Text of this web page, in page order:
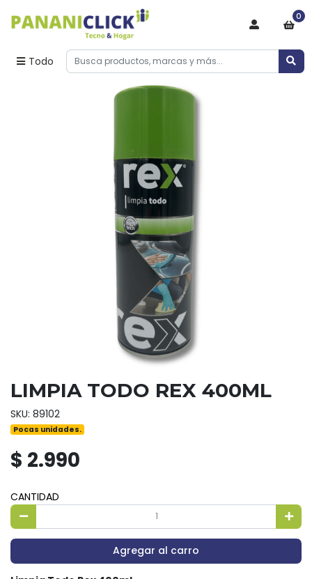
Todo
0
LIMPIA TODO REX 400ML
SKU: 89102
Pocas unidades.
$ 2.990
CANTIDAD
Agregar al carro